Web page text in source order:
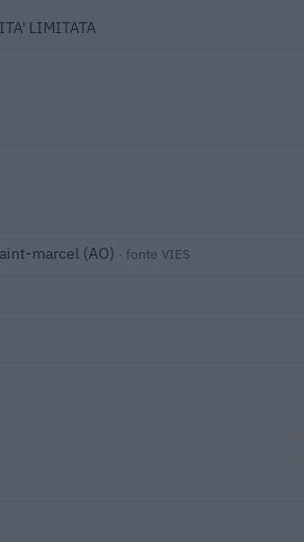
LIMITATA
marcel (AO) · fonte VIES